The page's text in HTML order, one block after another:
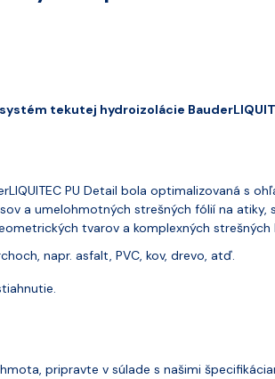
systém tekutej hydroizolácie
PU Detail bola optimalizovaná s
a umelohmotných strešných fólií na atiky,
tvarov a komplexných strešných
napr. asfalt, PVC, kov, drevo, atď.
pripravte v súlade s našimi